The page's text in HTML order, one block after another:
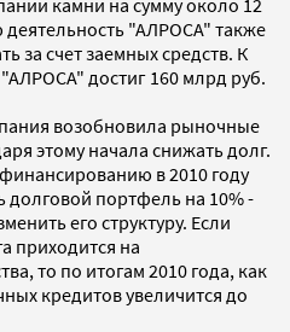
"АЛРОСА" также
за счет заемных средств. К
достиг 160 млрд руб.
возобновила рыночные
этому начала снижать долг.
в 2010 году
портфель на 10% -
его структуру. Если
приходится на
то по итогам 2010 года, как
кредитов увеличится до